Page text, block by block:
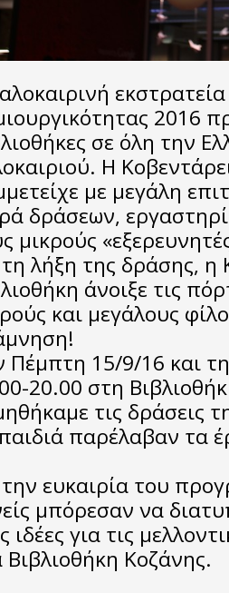
2016
σε όλη την
Η
με μεγάλη
δράσεων,
μικρούς
λήξη της δράσης, η
άνοιξε τις
και μεγάλους
Πέμπτη 15/9/16 και
20.00 στη
τις δράσεις
παρέλαβαν τα
ευκαιρία του
μπόρεσαν να
ιδέες για τις
Βιβλιοθήκη Κοζάνης.